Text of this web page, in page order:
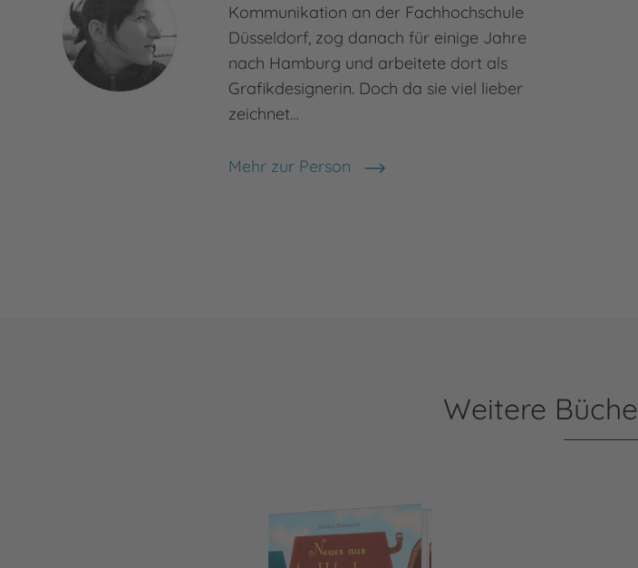
Kommunikation an der Fachhochschule
Düsseldorf, zog danach für einige Jahre
nach Hamburg und arbeitete dort als
Grafikdesignerin. Doch da sie viel lieber
zeichnet…
Mehr zur Person
Verena Körting
Weitere